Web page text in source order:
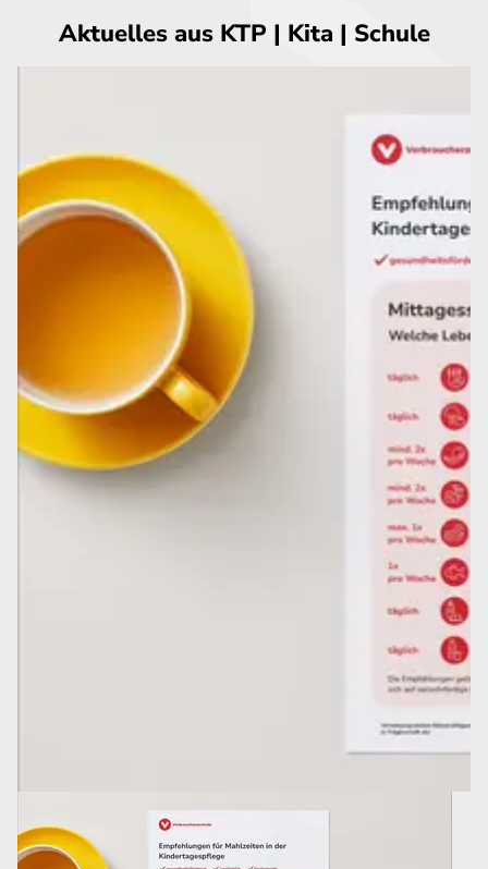
Aktuelles aus KTP | Kita | Schule